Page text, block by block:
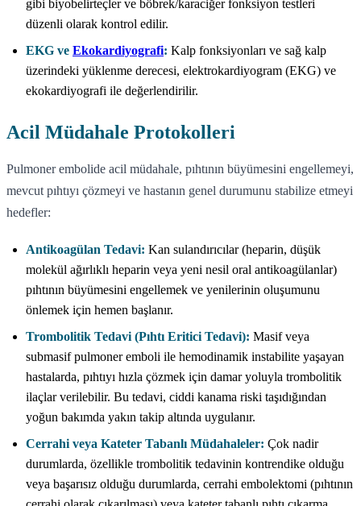
gibi biyobelirteçler ve böbrek/karaciğer fonksiyon testleri
düzenli olarak kontrol edilir.
EKG ve Ekokardiyografi: Kalp fonksiyonları ve sağ kalp
üzerindeki yüklenme derecesi, elektrokardiyogram (EKG) ve
ekokardiyografi ile değerlendirilir.
Acil Müdahale Protokolleri
Pulmoner embolide acil müdahale, pıhtının büyümesini engellemeyi,
mevcut pıhtıyı çözmeyi ve hastanın genel durumunu stabilize etmeyi
hedefler:
Antikoagülan Tedavi: Kan sulandırıcılar (heparin, düşük
molekül ağırlıklı heparin veya yeni nesil oral antikoagülanlar)
pıhtının büyümesini engellemek ve yenilerinin oluşumunu
önlemek için hemen başlanır.
Trombolitik Tedavi (Pıhtı Eritici Tedavi): Masif veya
submasif pulmoner emboli ile hemodinamik instabilite yaşayan
hastalarda, pıhtıyı hızla çözmek için damar yoluyla trombolitik
ilaçlar verilebilir. Bu tedavi, ciddi kanama riski taşıdığından
yoğun bakımda yakın takip altında uygulanır.
Cerrahi veya Kateter Tabanlı Müdahaleler: Çok nadir
durumlarda, özellikle trombolitik tedavinin kontrendike olduğu
veya başarısız olduğu durumlarda, cerrahi embolektomi (pıhtının